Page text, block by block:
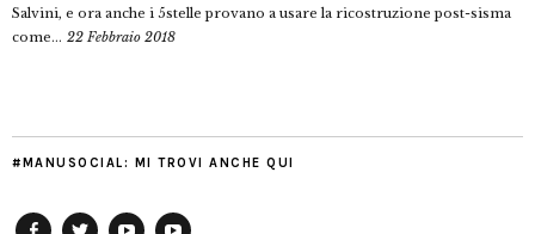
Salvini, e ora anche i 5stelle provano a usare la ricostruzione post-sisma
come... 22 Febbraio 2018
#MANUSOCIAL: MI TROVI ANCHE QUI